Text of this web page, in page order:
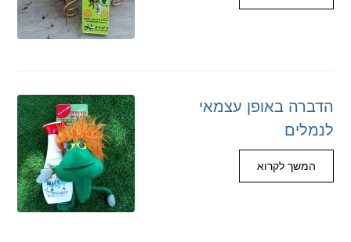
הדברה באופן עצמאי
לנמלים
המשך לקרוא